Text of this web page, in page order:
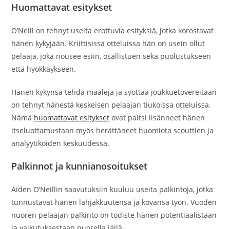
Huomattavat esitykset
O’Neill on tehnyt useita erottuvia esityksiä, jotka korostavat
hänen kykyjään. Kriittisissä otteluissa hän on usein ollut
pelaaja, joka nousee esiin, osallistuen sekä puolustukseen
että hyökkäykseen.
Hänen kykynsä tehdä maaleja ja syöttää joukkuetovereitaan
on tehnyt hänestä keskeisen pelaajan tiukoissa otteluissa.
Nämä huomattavat esitykset ovat paitsi lisänneet hänen
itseluottamustaan myös herättäneet huomiota scouttien ja
analyytikoiden keskuudessa.
Palkinnot ja kunnianosoitukset
Aiden O’Neillin saavutuksiin kuuluu useita palkintoja, jotka
tunnustavat hänen lahjakkuutensa ja kovansa työn. Vuoden
nuoren pelaajan palkinto on todiste hänen potentiaalistaan